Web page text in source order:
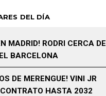
DEL DÍA
MADRID! RODRI CERCA DE
BARCELONA
DE MERENGUE! VINI JR
HASTA 2032